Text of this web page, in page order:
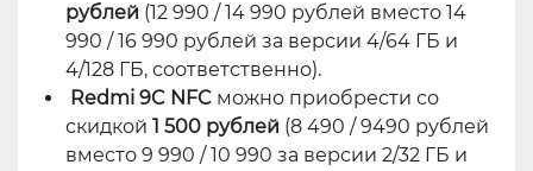
рублей (12 990 / 14 990 рублей вместо 14
990 / 16 990 рублей за версии 4/64 ГБ и
4/128 ГБ, соответственно).
Redmi 9C NFC можно приобрести со
скидкой 1 500 рублей (8 490 / 9490 рублей
вместо 9 990 / 10 990 за версии 2/32 ГБ и